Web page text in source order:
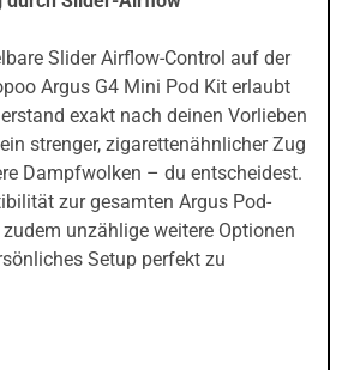
Slider Airflow-Control auf der
Argus G4 Mini Pod Kit erlaubt
exakt nach deinen Vorlieben
strenger, zigarettenähnlicher Zug
Dampfwolken – du entscheidest.
zur gesamten Argus Pod-
unzählige weitere Optionen
Setup perfekt zu